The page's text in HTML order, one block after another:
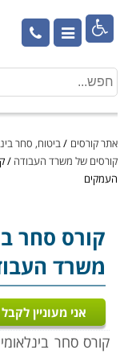

אתר קורסים /ביטוח, סחר
קורסים של משרד העבודה /
העמקים
קורס סחר
משרד
אני מעוניין
קורס סחר